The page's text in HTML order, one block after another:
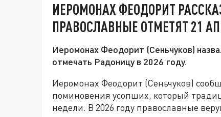
ИЕРОМОНАХ ФЕОДОРИТ
ПРАВОСЛАВНЫЕ ОТМЕТЯТ 21
Иеромонах Феодорит (Сеньчуков)
отмечать Радоницу в 2026 году.
Иеромонах Феодорит (Сеньчуков)
поминовения усопших, который
недели. В 2026 году православные